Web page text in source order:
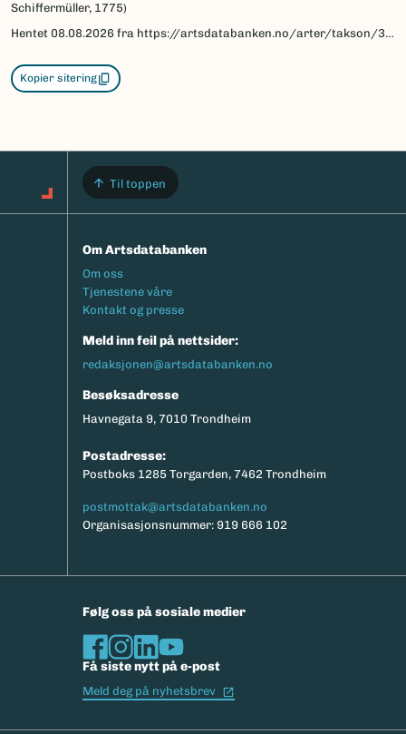
Schiffermüller, 1775)
Hentet 08.08.2026 fra https://artsdatabanken.no/arter/takson/30830/beskrivelse
Kopier sitering
Til toppen
Om Artsdatabanken
Footermeny
Om oss
Tjenestene våre
Kontakt og presse
Meld inn feil på nettsider:
redaksjonen@artsdatabanken.no
Besøksadresse
Havnegata 9, 7010 Trondheim
Postadresse:
Postboks 1285 Torgarden, 7462 Trondheim
postmottak@artsdatabanken.no
Organisasjonsnummer: 919 666 102
Følg oss på sosiale medier
Få siste nytt på e-post
Meld deg på nyhetsbrev